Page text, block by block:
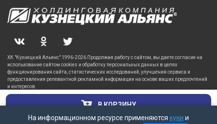
В КОРЗИНУ
На информационном ресурсе применяются куки и
ХК "Кузнецкий Альянс" 1996-2026 Продолжая работу с сайтом, вы даете согласие на
использование сайтом cookies и обработку персональных данных в целях
функционирования сайта, статистических исследований, улучшения сервиса и
предоставления релевантной рекламной информации на основе ваших предпочтений
и интересов.